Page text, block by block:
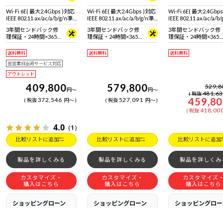
Wi-Fi 6E( 最大2.4Gbps )対応
IEEE 802.11 ax/ac/a/b/g/n準
拠 ＋ Bluetooth 5内蔵
3年間センドバック修
理保証・24時間×365
日電話サポート
送料無料
翌営業日出荷サービス対応
アウトレット
409,800円～
税抜372,546 円～
4.0 （1）
比較リストに追加
製品を詳しくみる
カスタマイズ・
購入はこちら
ショッピングローン
Wi-Fi 6E( 最大2.4Gbps )対応
IEEE 802.11 ax/ac/a/b/g/n準
拠 ＋ Bluetooth 5内蔵
3年間センドバック修
理保証・24時間×365
日電話サポート
送料無料
579,800円～
税抜527,091 円～
比較リストに追加
製品を詳しくみる
カスタマイズ・
購入はこちら
ショッピングローン
Wi-Fi 6E( 最大
IEEE 802.11 ax/ac/a/
拠 ＋ Bluetooth 5内蔵
3年間センドバック修
理保証・24時間×365
日電話サポート
送料無料
税抜
税抜
比較リストに追加
製品を詳しくみ
カスタマイズ
購入はこちら
ショッピングロ